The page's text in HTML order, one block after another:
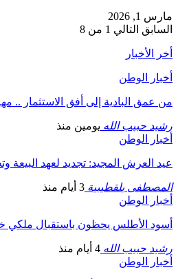
مارس 1, 2026
السابق التالي 1 من 8
أخر الأخبار
أخبار الوطن
من عمق البادية إلى أفق الاستثمار ..
رشيد حبيب الله يومين منذ
أخبار الوطن
عيد العرش المجيد: تجديد لعهد البيعة
المصطفى بلقطيبية 3 أيام منذ
أخبار الوطن
أسود الأطلس يحظون باستقبال ملكي
رشيد حبيب الله 4 أيام منذ
أخبار الوطن